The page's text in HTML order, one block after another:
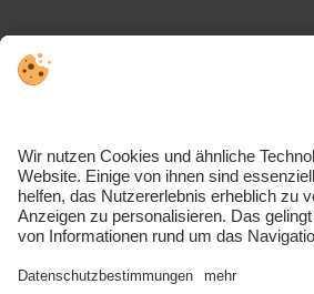
GUTSCHEINE